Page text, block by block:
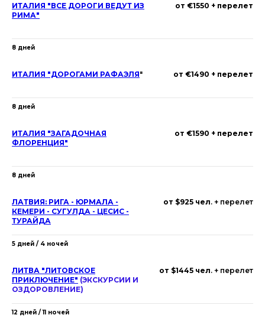
ИТАЛИЯ "ВСЕ ДОРОГИ ВЕДУТ ИЗ
РИМА"
от €1550 + перелет
8 дней
ИТАЛИЯ "ДОРОГАМИ РАФАЭЛЯ" от €1490 + перелет
8 дней
ИТАЛИЯ "ЗАГАДОЧНАЯ
ФЛОРЕНЦИЯ"
от €1590 + перелет
8 дней
ЛАТВИЯ: РИГА - ЮРМАЛА -
КЕМЕРИ - СУГУЛДА - ЦЕСИС -
ТУРАЙДА
от $925 чел. + перелет
5 дней / 4 ночей
ЛИТВА "ЛИТОВСКОЕ
ПРИКЛЮЧЕНИЕ" (ЭКСКУРСИИ И
ОЗДОРОВЛЕНИЕ)
от $1445 чел. + перелет
12 дней / 11 ночей